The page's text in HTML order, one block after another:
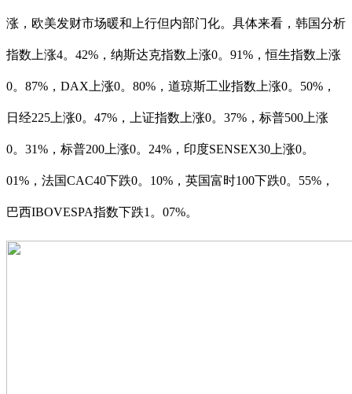
涨，欧美发财市场暖和上行但内部门化。具体来看，韩国分析
指数上涨4。42%，纳斯达克指数上涨0。91%，恒生指数上涨
0。87%，DAX上涨0。80%，道琼斯工业指数上涨0。50%，
日经225上涨0。47%，上证指数上涨0。37%，标普500上涨
0。31%，标普200上涨0。24%，印度SENSEX30上涨0。
01%，法国CAC40下跌0。10%，英国富时100下跌0。55%，
巴西IBOVESPA指数下跌1。07%。